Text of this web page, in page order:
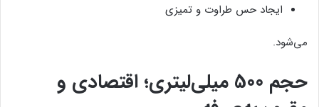
ایجاد حس طراوت و تمیزی
می‌شود.
حجم 500 میلی‌لیتری؛ اقتصادی و